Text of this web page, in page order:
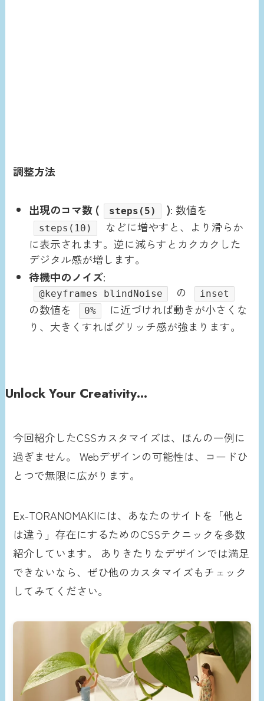
調整方法
出現のコマ数 ( steps(5) ): 数値を
steps(10)
などに増やすと、より滑らか
に表示されます。逆に減らすとカクカクした
デジタル感が増します。
待機中のノイズ:
@keyframes blindNoise の inset
の数値を 0%
に近づければ動きが小さくな
り、大きくすればグリッチ感が強まります。
Unlock Your Creativity…
今回紹介したCSSカスタマイズは、ほんの一例に
過ぎません。 Webデザインの可能性は、コードひ
とつで無限に広がります。
Ex-TORANOMAKIには、あなたのサイトを「他と
は違う」存在にするためのCSSテクニックを多数
紹介しています。 ありきたりなデザインでは満足
できないなら、ぜひ他のカスタマイズもチェック
してみてください。